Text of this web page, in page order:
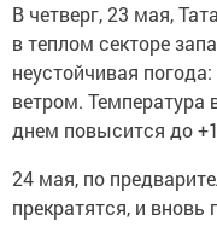
В четверг, 23 мая,
в теплом секторе
неустойчивая
ветром. Температура
днем повысится до
24 мая, по
прекратятся, и вновь